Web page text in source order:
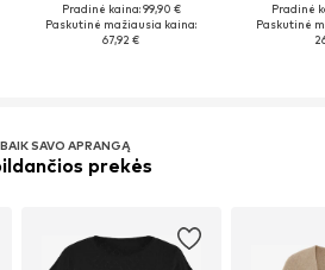
Pradinė kaina: 99,90 €
Paskutinė mažiausia kaina:
67,92 €
Pradinė
Paskutinė
SAVO APRANGĄ
prekės